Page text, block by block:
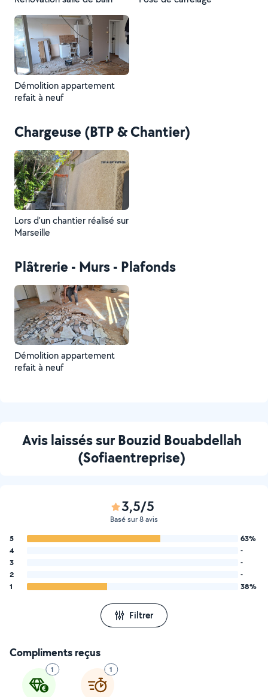
Démolition appartement
refait à neuf
Chargeuse (BTP & Chantier)
Lors d'un chantier réalisé sur
Marseille
Plâtrerie - Murs - Plafonds
Démolition appartement
refait à neuf
Avis laissés sur Bouzid Bouabdellah
(Sofiaentreprise)
3,5/5
Basé sur 8 avis
5
63%
4
-
3
-
2
-
1
38%
Filtrer
Compliments reçus
1 1